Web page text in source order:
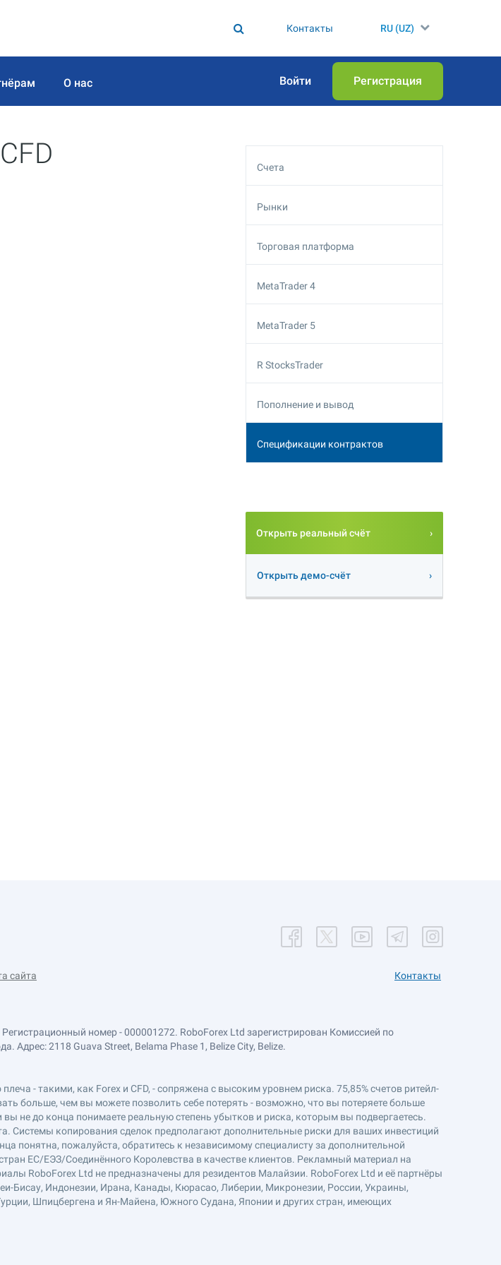
Контакты RU (UZ)
О нас Войти Регистрация
Счета
Рынки
Торговая платформа
MetaTrader 4
MetaTrader 5
R StocksTrader
Пополнение и вывод
Спецификации контрактов
Открыть реальный счёт
Открыть демо-счёт
сайта Контакты
номер - 000001272. RoboForex Ltd зарегистрирован Комиссией по
Адрес: 2118 Guava Street, Belama Phase 1, Belize City, Belize.
- такими, как Forex и CFD, - сопряжена с высоким уровнем риска. 75,85% счетов ритейл-
больше, чем вы можете позволить себе потерять - возможно, что вы потеряете больше
не до конца понимаете реальную степень убытков и риска, которым вы подвергаетесь.
Системы копирования сделок предполагают дополнительные риски для ваших инвестиций
понятна, пожалуйста, обратитесь к независимому специалисту за дополнительной
ЕС/ЕЭЗ/Соединённого Королевства в качестве клиентов. Рекламный материал на
RoboForex Ltd не предназначены для резидентов Малайзии. RoboForex Ltd и её партнёры
Бисау, Индонезии, Ирана, Канады, Кюрасао, Либерии, Микронезии, России, Украины,
Шпицбергена и Ян-Майена, Южного Судана, Японии и других стран, имеющих